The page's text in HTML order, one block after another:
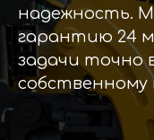
надежность.
гарантию 24
задачи точно
собственному